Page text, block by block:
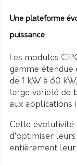
Une plateforme
puissance
Les modules
gamme étendue
de 1 kW à 60
large variété de
aux applications
Cette évolutivité
d’optimiser
entièrement